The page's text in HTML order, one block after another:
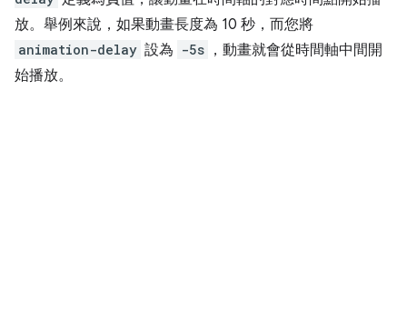
放。舉例來說，如果動畫長度為 10 秒，而您將
animation-delay 設為 -5s ，動畫就會從時間軸中間開
始播放。